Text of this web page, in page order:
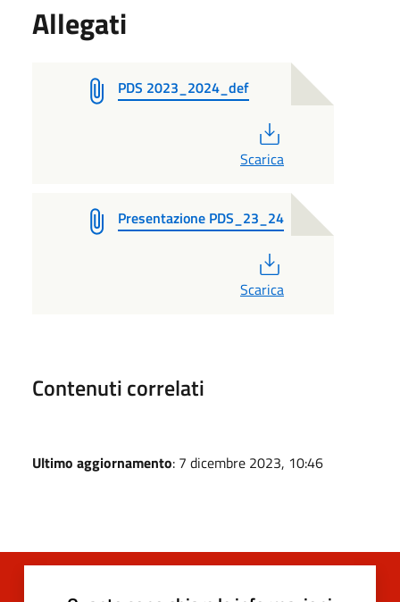
Allegati
PDS 2023_2024_def
Scarica
Presentazione PDS_23_24
Scarica
Contenuti correlati
Ultimo aggiornamento: 7 dicembre 2023, 10:46